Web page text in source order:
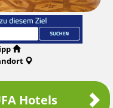
Hotels